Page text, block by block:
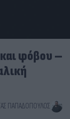
φόβου –
ΠΑΠΑΔΌΠΟΥΛΟΣ